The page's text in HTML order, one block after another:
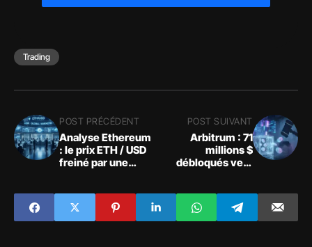
Trading
POST PRÉCÉDENT
Analyse Ethereum
: le prix ETH / USD
freiné par une
POST SUIVANT
Arbitrum : 71
millions $
débloqués vers